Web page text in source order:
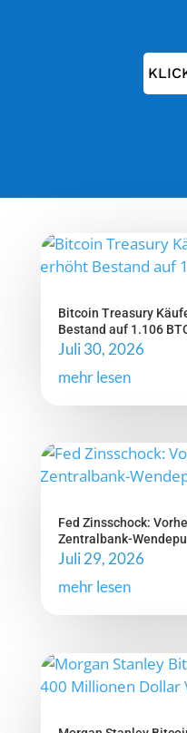
Bitcoin Treasury
Bestand auf 1.106
Juli 30, 2026
mehr lesen
Fed Zinsschock:
Zentralbank-
Juli 29, 2026
mehr lesen